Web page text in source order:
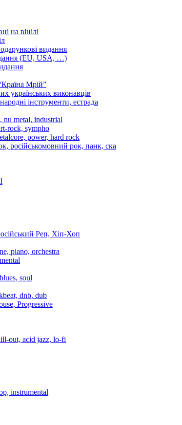
на вінілі
видання
(EU, USA, …)
Мрій”
українських виконавців
інструменти, естрада
nu metal, industrial
rock, sympho
power, hard rock
російськомовний рок, панк, ска
Реп, Хіп-Хоп
piano, orchestra
soul
dnb, dub
Progressive
out, acid jazz, lo-fi
instrumental